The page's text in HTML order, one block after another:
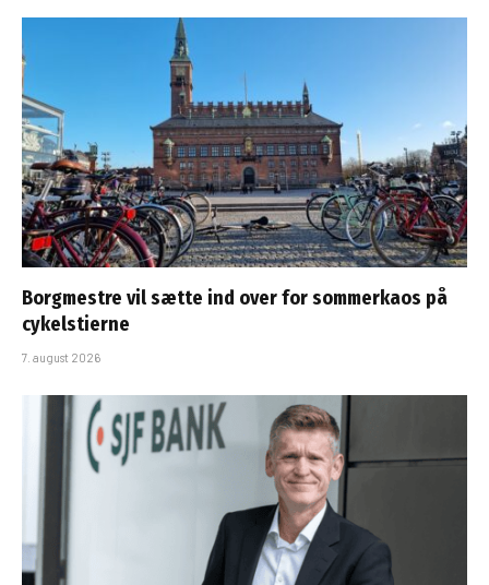
Borgmestre vil sætte ind over for sommerkaos på
cykelstierne
7. august 2026